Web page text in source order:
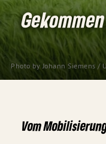
Photo by Johann Siemens /
Vom